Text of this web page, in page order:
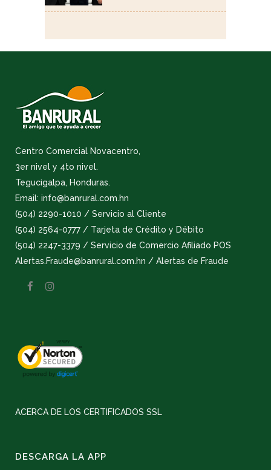
Centro Comercial Novacentro,
3er nivel y 4to nivel.
Tegucigalpa, Honduras.
Email: info@banrural.com.hn
(504) 2290-1010 / Servicio al Cliente
(504) 2564-0777 / Tarjeta de Crédito y Débito
(504) 2247-3379 / Servicio de Comercio Afiliado POS
Alertas.Fraude@banrural.com.hn / Alertas de Fraude
ACERCA DE LOS CERTIFICADOS SSL
DESCARGA LA APP